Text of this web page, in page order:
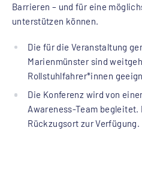
Barrieren – und für eine
unterstützen können.
Die für die Veranstaltung
Marienmünster sind
Rollstuhlfahrer*innen
Die Konferenz wird von
Awareness-Team begleitet.
Rückzugsort zur Verfügung.